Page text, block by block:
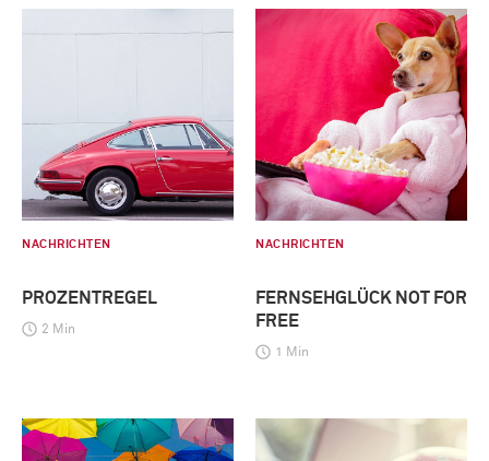
NACHRICHTEN
PROZENTREGEL
2 Min
NACHRICHTEN
FERNSEHGLÜCK NOT FOR
FREE
1 Min